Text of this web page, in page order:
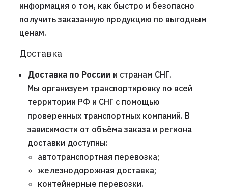
информация о том, как быстро и безопасно
получить заказанную продукцию по выгодным
ценам.
Доставка
Доставка по России и странам СНГ.
Мы организуем транспортировку по всей
территории РФ и СНГ с помощью
проверенных транспортных компаний. В
зависимости от объёма заказа и региона
доставки доступны:
автотранспортная перевозка;
железнодорожная доставка;
контейнерные перевозки.